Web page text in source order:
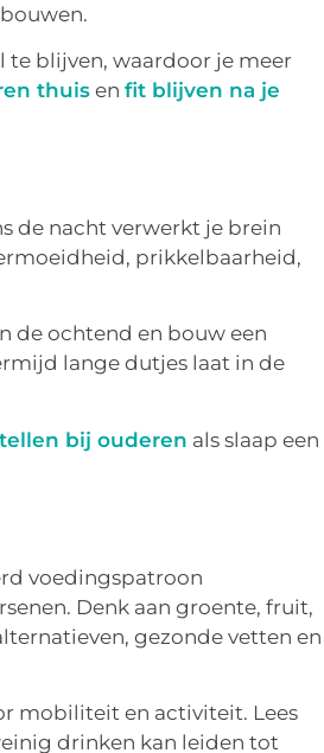
te blijven, waardoor je meer
thuis en fit blijven na je
de nacht verwerkt je brein
prikkelbaarheid,
de ochtend en bouw een
lange dutjes laat in de
bij ouderen als slaap een
voedingspatroon
Denk aan groente, fruit,
gezonde vetten en
mobiliteit en activiteit. Lees
drinken kan leiden tot